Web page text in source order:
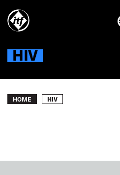
main
HIV
Breadcrumb
HOME HIV